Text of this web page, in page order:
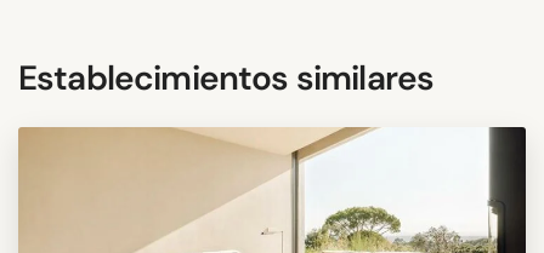
Establecimientos similares